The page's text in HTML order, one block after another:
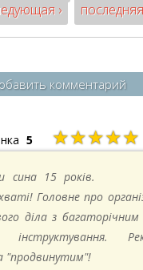
›
комментарий
5 ★★★★★
сина 15 років.
Головне про
діла з багаторічним
"продвинутим"!